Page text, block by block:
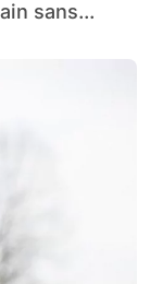
sans...